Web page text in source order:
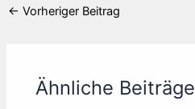
← Vorheriger Beitrag
Ähnliche Beiträge